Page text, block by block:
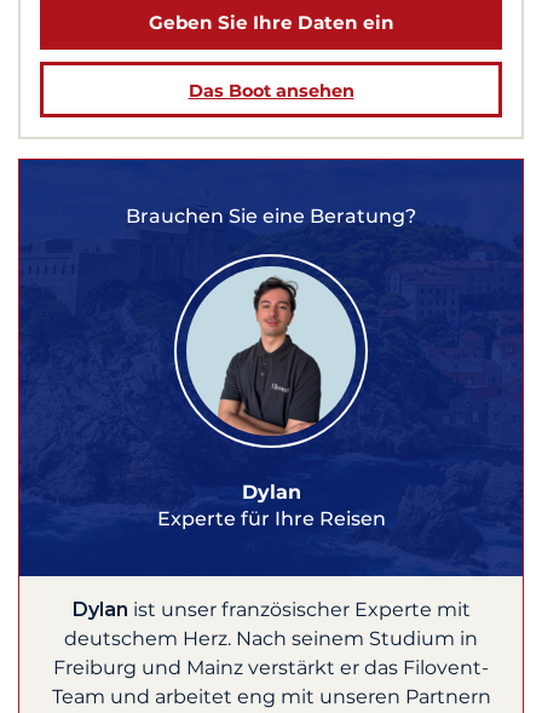
Geben Sie Ihre Daten ein
Das Boot ansehen
Brauchen Sie eine Beratung?
Dylan
Experte für Ihre Reisen
Dylan ist unser französischer Experte mit
deutschem Herz. Nach seinem Studium in
Freiburg und Mainz verstärkt er das Filovent-
Team und arbeitet eng mit unseren Partnern